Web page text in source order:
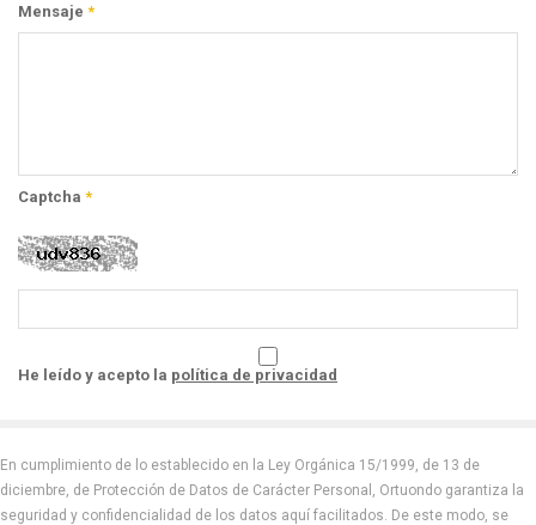
Mensaje *
Captcha *
He leído y acepto la política de privacidad
En cumplimiento de lo establecido en la Ley Orgánica 15/1999, de 13 de
diciembre, de Protección de Datos de Carácter Personal, Ortuondo garantiza la
seguridad y confidencialidad de los datos aquí facilitados. De este modo, se